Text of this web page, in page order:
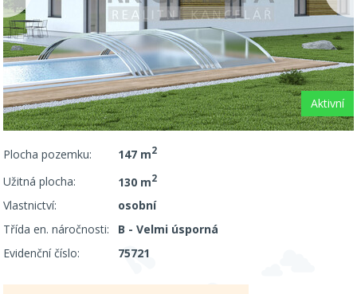
Aktivní
Plocha pozemku: 147 m2
Užitná plocha: 130 m2
Vlastnictví:
osobní
Třída en. náročnosti:
B - Velmi úsporná
Evidenční číslo:
75721